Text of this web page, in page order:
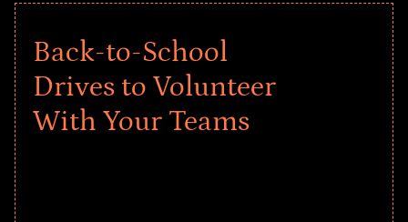
Back-to-School
Drives to Volunteer
With Your Teams